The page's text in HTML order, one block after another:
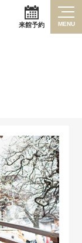
来館予約 MENU